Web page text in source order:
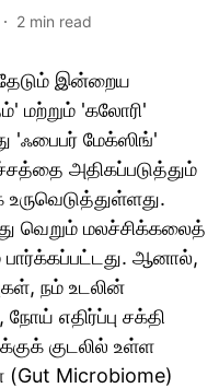
2 min read
இன்றைய
மற்றும் 'கலோரி'
மேக்ஸிங்'
அதிகப்படுத்தும்
வெறும் மலச்சிக்கலைத்
பார்க்கப்பட்டது. ஆனால்,
நம் உடலின்
எதிர்ப்பு சக்தி
குடலில் உள்ள
(Gut Microbiome)